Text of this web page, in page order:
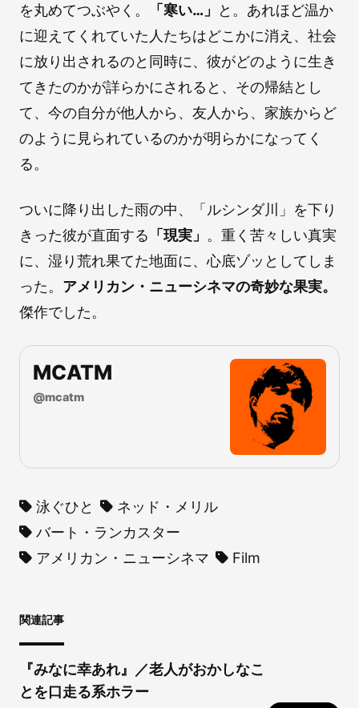
を丸めてつぶやく。
「寒い…」
と。あれほど温か
に迎えてくれていた人たちはどこかに消え、社会
に放り出されるのと同時に、彼がどのように生き
てきたのかが詳らかにされると、その帰結とし
て、今の自分が他人から、友人から、家族からど
のように見られているのかが明らかになってく
る。
ついに降り出した雨の中、「ルシンダ川」を下り
きった彼が直面する 「現実」 。重く苦々しい真実
に、湿り荒れ果てた地面に、心底ゾッとしてしま
った。 アメリカン・ニューシネマの奇妙な果実。
傑作でした。
MCATM
@mcatm
泳ぐひと
ネッド・メリル
バート・ランカスター
アメリカン・ニューシネマ
Film
関連記事
『みなに幸あれ』／老人がおかしなこ
とを口走る系ホラー